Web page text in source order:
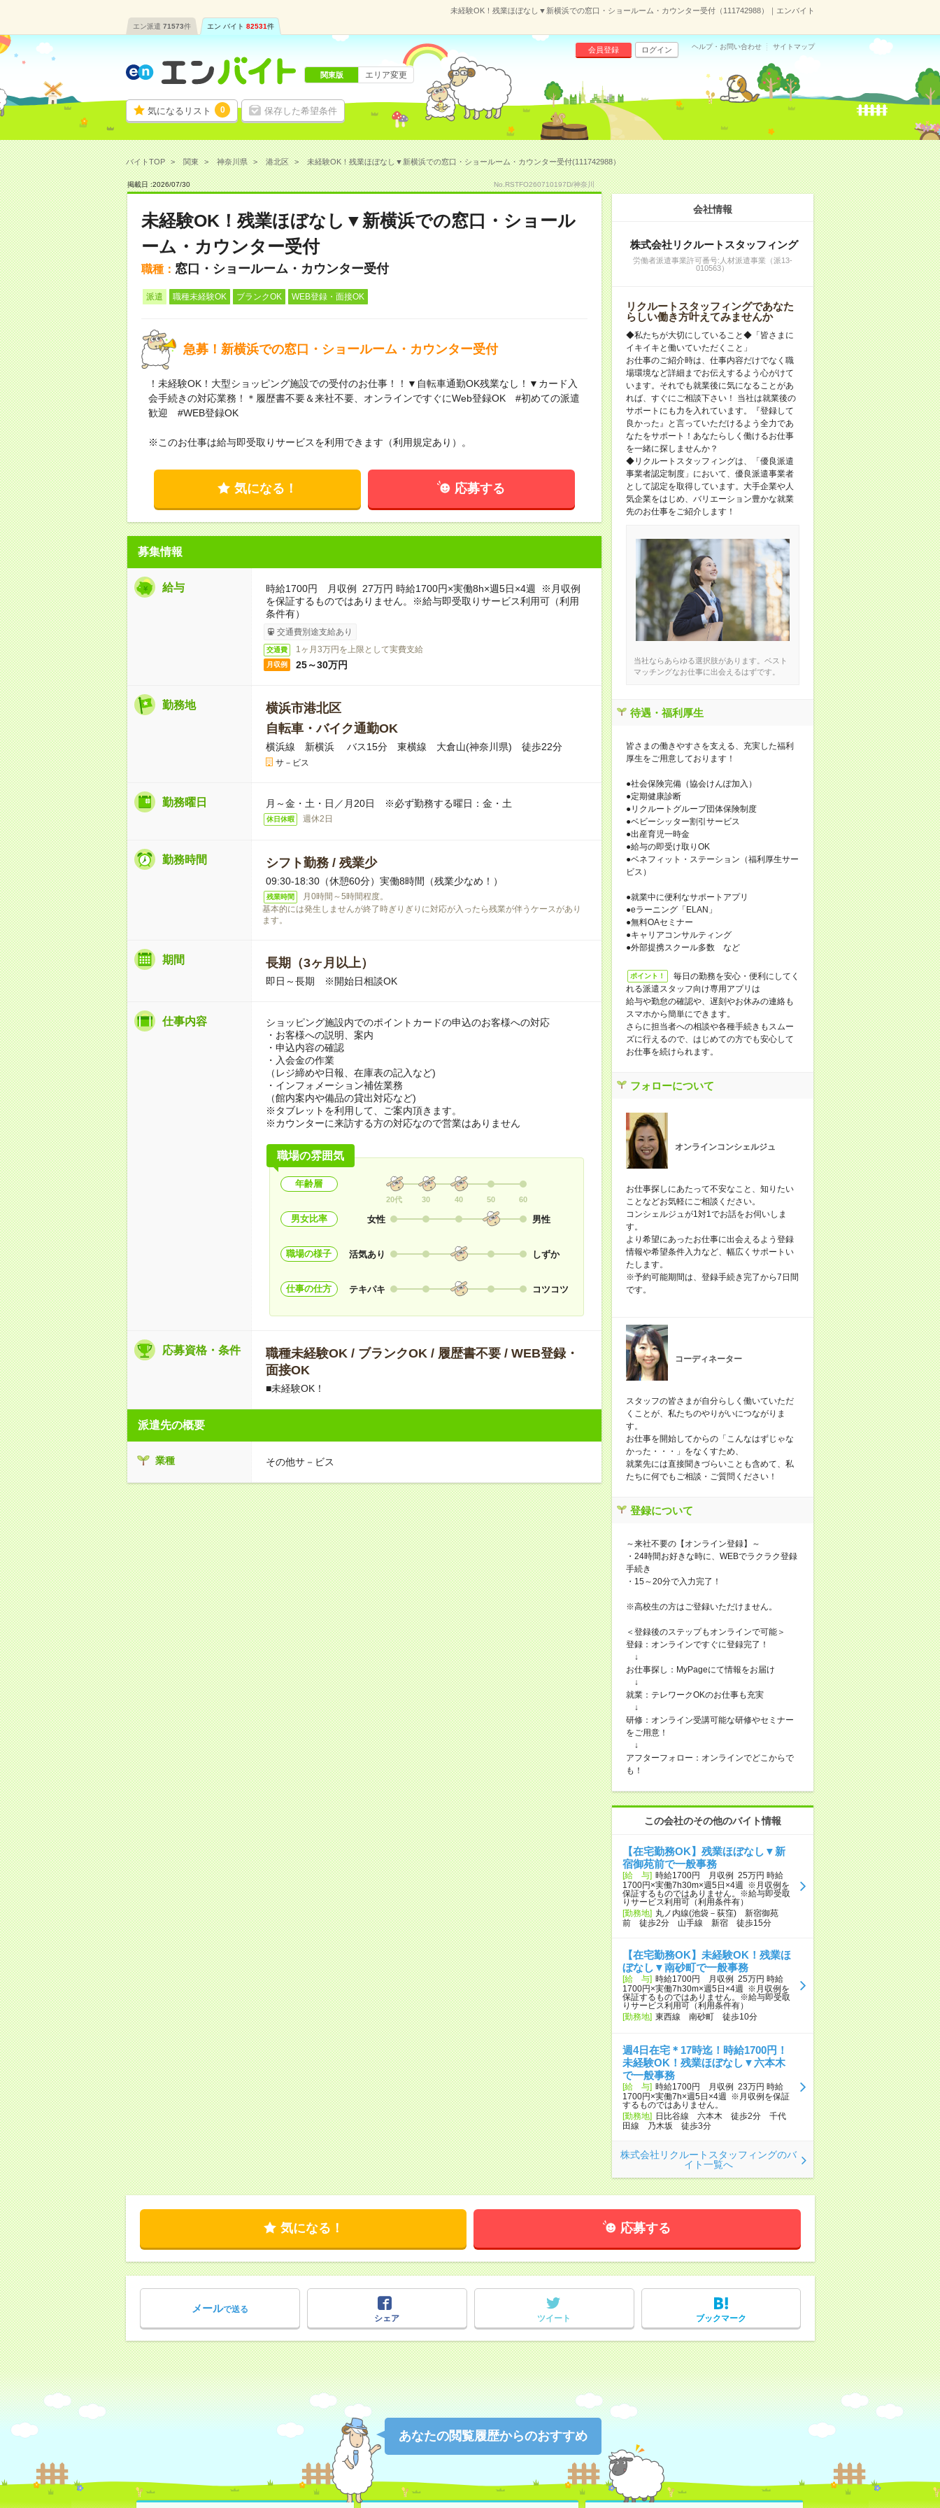
未経験OK！残業ほぼなし▼新横浜での窓口・ショールーム・カウンター受付（111742988）｜エンバイト
エン派遣 71573件 エン バイト 82531件
気になるリスト 0 保存した希望条件
会員登録 ログイン ヘルプ・お問い合わせ サイトマップ
関東版 エリア変更
バイトTOP 関東 神奈川県 港北区 未経験OK！残業ほぼなし▼新横浜での窓口・ショールーム・カウンター受付(111742988）
掲載日 :2026/07/30 No.RSTFO260710197D/神奈川
未経験OK！残業ほぼなし▼新横浜での窓口・ショール
ーム・カウンター受付
職種： 窓口・ショールーム・カウンター受付
派遣 職種未経験OK ブランクOK WEB登録・面接OK
急募！新横浜での窓口・ショールーム・カウンター受付
！未経験OK！大型ショッピング施設での受付のお仕事！！▼自転車通勤OK残業なし！▼カード入
会手続きの対応業務！＊履歴書不要＆来社不要、オンラインですぐにWeb登録OK #初めての派遣
歓迎 #WEB登録OK
※このお仕事は給与即受取りサービスを利用できます（利用規定あり）。
気になる！ 応募する
募集情報
給与
時給1700円 月収例 27万円 時給1700円×実働8h×週5日×4週 ※月収例
を保証するものではありません。※給与即受取りサービス利用可（利用
条件有）
交通費別途支給あり
交通費 1ヶ月3万円を上限として実費支給
月収例 25～30万円
勤務地
横浜市港北区
自転車・バイク通勤OK
横浜線 新横浜 バス15分 東横線 大倉山(神奈川県) 徒歩22分
サ－ビス
勤務曜日 月～金・土・日／月20日 ※必ず勤務する曜日：金・土
休日休暇 週休2日
勤務時間 シフト勤務 / 残業少
09:30-18:30（休憩60分）実働8時間（残業少なめ！）
残業時間
月0時間～5時間程度。
基本的には発生しませんが終了時ぎりぎりに対応が入ったら残業が伴うケースがあり
ます。
期間 長期（3ヶ月以上）
即日～長期 ※開始日相談OK
仕事内容
ショッピング施設内でのポイントカードの申込のお客様への対応
・お客様への説明、案内
・申込内容の確認
・入会金の作業
（レジ締めや日報、在庫表の記入など)
・インフォメーション補佐業務
（館内案内や備品の貸出対応など)
※タブレットを利用して、ご案内頂きます。
※カウンターに来訪する方の対応なので営業はありません
職場の雰囲気
年齢層
20代 30 40 50 60
男女比率 女性 男性
職場の様子 活気あり しずか
仕事の仕方 テキパキ コツコツ
応募資格・条件
職種未経験OK / ブランクOK / 履歴書不要 / WEB登録・
面接OK
■未経験OK！
派遣先の概要
業種 その他サ－ビス
会社情報
株式会社リクルートスタッフィング
労働者派遣事業許可番号:人材派遣事業（派13-
010563）
リクルートスタッフィングであなた
らしい働き方叶えてみませんか
◆私たちが大切にしていること◆「皆さまに
イキイキと働いていただくこと」
お仕事のご紹介時は、仕事内容だけでなく職
場環境など詳細までお伝えするよう心がけて
います。それでも就業後に気になることがあ
れば、すぐにご相談下さい！ 当社は就業後の
サポートにも力を入れています。『登録して
良かった』と言っていただけるよう全力であ
なたをサポート！あなたらしく働けるお仕事
を一緒に探しませんか？
◆リクルートスタッフィングは、「優良派遣
事業者認定制度」において、優良派遣事業者
として認定を取得しています。大手企業や人
気企業をはじめ、バリエーション豊かな就業
先のお仕事をご紹介します！
当社ならあらゆる選択肢があります。ベスト
マッチングなお仕事に出会えるはずです。
待遇・福利厚生
皆さまの働きやすさを支える、充実した福利
厚生をご用意しております！
●社会保険完備（協会けんぽ加入）
●定期健康診断
●リクルートグループ団体保険制度
●ベビーシッター割引サービス
●出産育児一時金
●給与の即受け取りOK
●ベネフィット・ステーション（福利厚生サー
ビス）
●就業中に便利なサポートアプリ
●eラーニング「ELAN」
●無料OAセミナー
●キャリアコンサルティング
●外部提携スクール多数 など
ポイント！
毎日の勤務を安心・便利にしてく
れる派遣スタッフ向け専用アプリは
給与や勤怠の確認や、遅刻やお休みの連絡も
スマホから簡単にできます。
さらに担当者への相談や各種手続きもスムー
ズに行えるので、はじめての方でも安心して
お仕事を続けられます。
フォローについて
オンラインコンシェルジュ
お仕事探しにあたって不安なこと、知りたい
ことなどお気軽にご相談ください。
コンシェルジュが1対1でお話をお伺いしま
す。
より希望にあったお仕事に出会えるよう登録
情報や希望条件入力など、幅広くサポートい
たします。
※予約可能期間は、登録手続き完了から7日間
です。
コーディネーター
スタッフの皆さまが自分らしく働いていただ
くことが、私たちのやりがいにつながりま
す。
お仕事を開始してからの「こんなはずじゃな
かった・・・」をなくすため、
就業先には直接聞きづらいことも含めて、私
たちに何でもご相談・ご質問ください！
登録について
～来社不要の【オンライン登録】～
・24時間お好きな時に、WEBでラクラク登録
手続き
・15～20分で入力完了！
※高校生の方はご登録いただけません。
＜登録後のステップもオンラインで可能＞
登録：オンラインですぐに登録完了！
↓
お仕事探し：MyPageにて情報をお届け
↓
就業：テレワークOKのお仕事も充実
↓
研修：オンライン受講可能な研修やセミナー
をご用意！
↓
アフターフォロー：オンラインでどこからで
も！
この会社のその他のバイト情報
【在宅勤務OK】残業ほぼなし▼新
宿御苑前で一般事務
[給 与] 時給1700円 月収例 25万円 時給
1700円×実働7h30m×週5日×4週 ※月収例を
保証するものではありません。※給与即受取
りサービス利用可（利用条件有）
[勤務地] 丸ノ内線(池袋－荻窪) 新宿御苑
前 徒歩2分 山手線 新宿 徒歩15分
【在宅勤務OK】未経験OK！残業ほ
ぼなし▼南砂町で一般事務
[給 与] 時給1700円 月収例 25万円 時給
1700円×実働7h30m×週5日×4週 ※月収例を
保証するものではありません。※給与即受取
りサービス利用可（利用条件有）
[勤務地] 東西線 南砂町 徒歩10分
週4日在宅＊17時迄！時給1700円！
未経験OK！残業ほぼなし▼六本木
で一般事務
[給 与] 時給1700円 月収例 23万円 時給
1700円×実働7h×週5日×4週 ※月収例を保証
するものではありません。
[勤務地] 日比谷線 六本木 徒歩2分 千代
田線 乃木坂 徒歩3分
株式会社リクルートスタッフィングのバ
イト一覧へ
気になる！ 応募する
メールで送る
シェア
ツイート ブックマーク
あなたの閲覧履歴からのおすすめ